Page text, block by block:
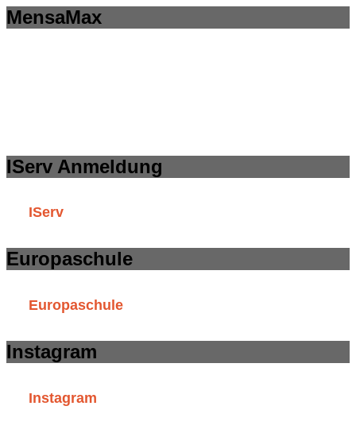
MensaMax
IServ Anmeldung
IServ
Europaschule
Europaschule
Instagram
Instagram